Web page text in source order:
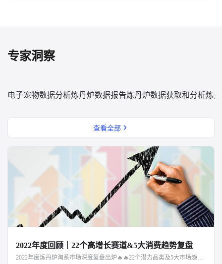
专家洞察
电子宠物数据分析炼丹炉数据报告炼丹炉数据获取和分析炼
查看全部
2022年度回顾｜22个高增长赛道&5大消费趋势复盘
2022年度炼丹炉淘系市场深度复盘出炉🔥🔥22个潜力品类及5大市场趋势解读，点击文章阅读～